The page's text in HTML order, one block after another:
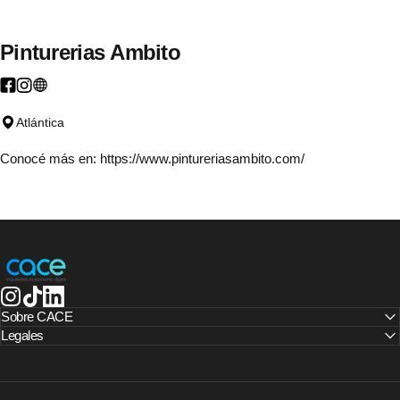
Pinturerias Ambito
Atlántica
Conocé más en: https://www.pintureriasambito.com/
CACE | Cámara Argentina de Comercio Electrónico
Instagram
TikTokLinkedIn
Sobre CACE
Legales